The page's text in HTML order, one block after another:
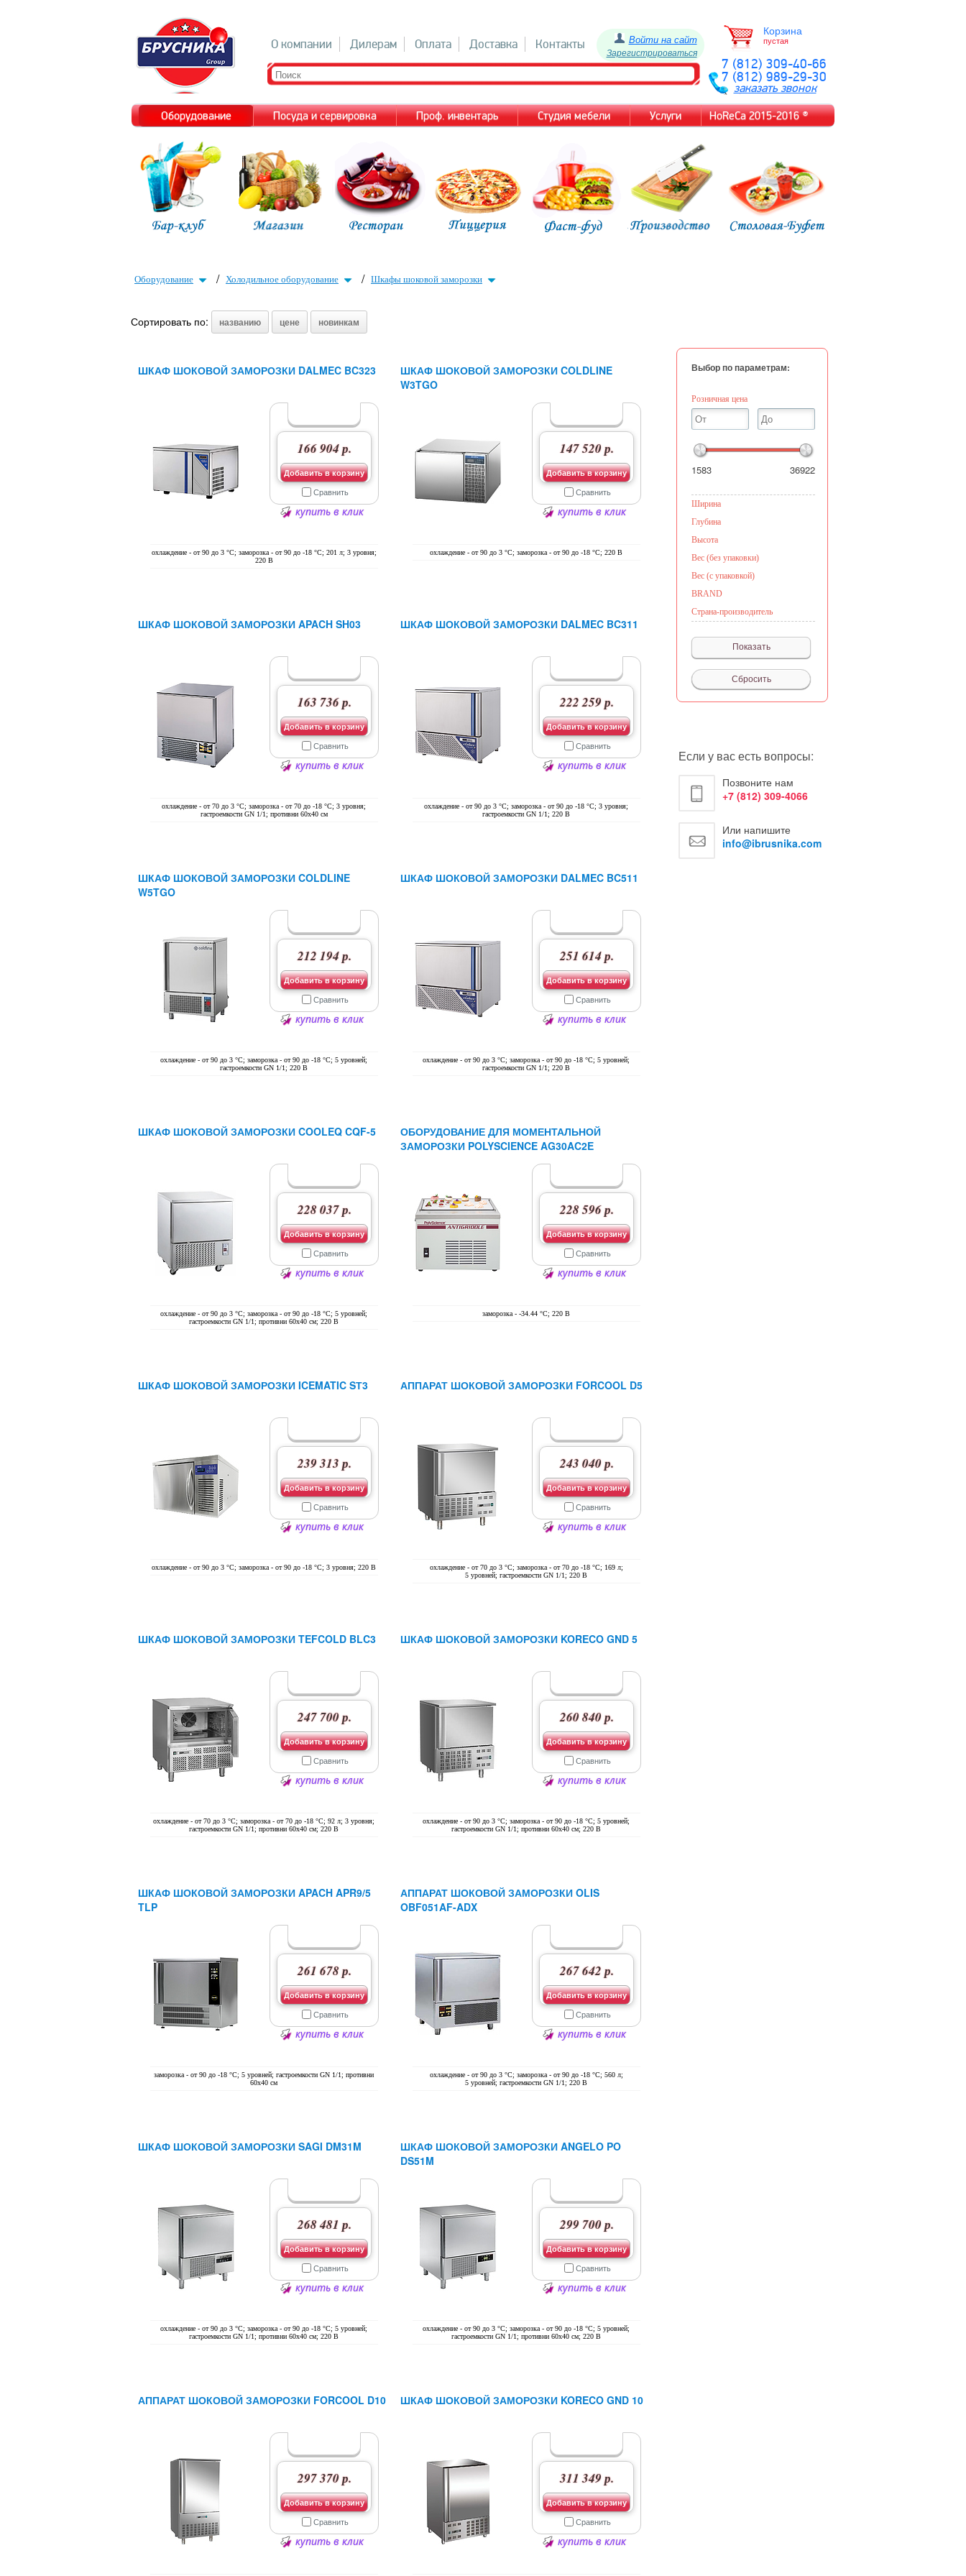
Войти на сайт
Зарегистрироваться
Корзина
пустая
7 (812) 309-40-66
7 (812) 989-29-30
заказать звонок
О компании Дилерам Оплата Доставка Контакты
Оборудование Посуда и сервировка Проф. инвентарь Студия мебели Услуги HoReCa 2015-2016 ®
Оборудование / Холодильное оборудование / Шкафы шоковой заморозки
Сортировать по: названию цене новинкам
ШКАФ ШОКОВОЙ ЗАМОРОЗКИ DALMEC BC323
охлаждение - от 90 до 3 °С; заморозка - от 90 до -18 °С; 201 л; 3 уровня;
220 В
166 904 р.
Добавить в корзину
Сравнить
купить в клик
ШКАФ ШОКОВОЙ ЗАМОРОЗКИ COLDLINE
W3TGO
охлаждение - от 90 до 3 °С; заморозка - от 90 до -18 °С; 220 В
147 520 р.
Добавить в корзину
Сравнить
купить в клик
ШКАФ ШОКОВОЙ ЗАМОРОЗКИ APACH SH03
охлаждение - от 70 до 3 °С; заморозка - от 70 до -18 °С; 3 уровня;
гастроемкости GN 1/1; противни 60х40 см
163 736 р.
Добавить в корзину
Сравнить
купить в клик
ШКАФ ШОКОВОЙ ЗАМОРОЗКИ DALMEC BC311
охлаждение - от 90 до 3 °С; заморозка - от 90 до -18 °С; 3 уровня;
гастроемкости GN 1/1; 220 В
222 259 р.
Добавить в корзину
Сравнить
купить в клик
ШКАФ ШОКОВОЙ ЗАМОРОЗКИ COLDLINE
W5TGO
охлаждение - от 90 до 3 °С; заморозка - от 90 до -18 °С; 5 уровней;
гастроемкости GN 1/1; 220 В
212 194 р.
Добавить в корзину
Сравнить
купить в клик
ШКАФ ШОКОВОЙ ЗАМОРОЗКИ DALMEC BC511
охлаждение - от 90 до 3 °С; заморозка - от 90 до -18 °С; 5 уровней;
гастроемкости GN 1/1; 220 В
251 614 р.
Добавить в корзину
Сравнить
купить в клик
ШКАФ ШОКОВОЙ ЗАМОРОЗКИ COOLEQ CQF-5
охлаждение - от 90 до 3 °С; заморозка - от 90 до -18 °С; 5 уровней;
гастроемкости GN 1/1; противни 60х40 см; 220 В
228 037 р.
Добавить в корзину
Сравнить
купить в клик
ОБОРУДОВАНИЕ ДЛЯ МОМЕНТАЛЬНОЙ
ЗАМОРОЗКИ POLYSCIENCE AG30AC2E
заморозка - -34.44 °С; 220 В
228 596 р.
Добавить в корзину
Сравнить
купить в клик
ШКАФ ШОКОВОЙ ЗАМОРОЗКИ ICEMATIC SТ3
охлаждение - от 90 до 3 °С; заморозка - от 90 до -18 °С; 3 уровня; 220 В
239 313 р.
Добавить в корзину
Сравнить
купить в клик
АППАРАТ ШОКОВОЙ ЗАМОРОЗКИ FORCOOL D5
охлаждение - от 70 до 3 °С; заморозка - от 70 до -18 °С; 169 л;
5 уровней; гастроемкости GN 1/1; 220 В
243 040 р.
Добавить в корзину
Сравнить
купить в клик
ШКАФ ШОКОВОЙ ЗАМОРОЗКИ TEFCOLD BLC3
охлаждение - от 70 до 3 °С; заморозка - от 70 до -18 °С; 92 л; 3 уровня;
гастроемкости GN 1/1; противни 60х40 см; 220 В
247 700 р.
Добавить в корзину
Сравнить
купить в клик
ШКАФ ШОКОВОЙ ЗАМОРОЗКИ KORECO GND 5
охлаждение - от 90 до 3 °С; заморозка - от 90 до -18 °С; 5 уровней;
гастроемкости GN 1/1; противни 60х40 см; 220 В
260 840 р.
Добавить в корзину
Сравнить
купить в клик
ШКАФ ШОКОВОЙ ЗАМОРОЗКИ APACH APR9/5
TLP
заморозка - от 90 до -18 °С; 5 уровней; гастроемкости GN 1/1; противни
60х40 см
261 678 р.
Добавить в корзину
Сравнить
купить в клик
АППАРАТ ШОКОВОЙ ЗАМОРОЗКИ OLIS
OBF051AF-ADX
охлаждение - от 90 до 3 °С; заморозка - от 90 до -18 °С; 560 л;
5 уровней; гастроемкости GN 1/1; 220 В
267 642 р.
Добавить в корзину
Сравнить
купить в клик
ШКАФ ШОКОВОЙ ЗАМОРОЗКИ SAGI DM31M
охлаждение - от 90 до 3 °С; заморозка - от 90 до -18 °С; 5 уровней;
гастроемкости GN 1/1; противни 60х40 см; 220 В
268 481 р.
Добавить в корзину
Сравнить
купить в клик
ШКАФ ШОКОВОЙ ЗАМОРОЗКИ ANGELO PO
DS51M
охлаждение - от 90 до 3 °С; заморозка - от 90 до -18 °С; 5 уровней;
гастроемкости GN 1/1; противни 60х40 см; 220 В
299 700 р.
Добавить в корзину
Сравнить
купить в клик
АППАРАТ ШОКОВОЙ ЗАМОРОЗКИ FORCOOL D10
297 370 р.
Добавить в корзину
Сравнить
купить в клик
ШКАФ ШОКОВОЙ ЗАМОРОЗКИ KORECO GND 10
311 349 р.
Добавить в корзину
Сравнить
купить в клик
Выбор по параметрам:
Розничная цена
36922
1583
Ширина
Глубина
Высота
Вес (без упаковки)
Вес (с упаковкой)
BRAND
Страна-производитель
Если у вас есть вопросы:
Позвоните нам
+7 (812) 309-4066
Или напишите
info@ibrusnika.com